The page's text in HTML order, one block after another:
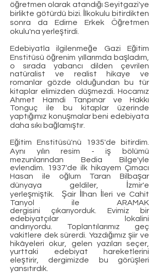
öğretmen olarak atandığı Seyitgazi'ye
birlikte götürdü bizi. İlkokulu bitirdikten
sonra da Edirne Erkek Öğretmen
okulu'na yerleştirdi.
Edebiyatla ilgilenmeğe Gazi Eğitim
Enstitüsü öğrenim yıllarımda başladım,
o sırada yabancı dilden çevrilen
natüralist ve realist hikaye ve
romanlar gözde olduğundan bu tür
kitaplar elimizden düşmezdi. Hocamız
Ahmet Hamdi Tanpınar ve Hakkı
Tonguç ile bu kitaplar üzerinde
yaptığımız konuşmalar beni edebiyata
daha sıkı bağlamıştır.
Eğitim Enstitüsü'nü 1935'de bitirdim.
Aynı yılın resim - iş bölümü
mezunlarından Bedia Bilge'yle
evlendim. 1937'de ilk hikayem Çımacı
Hasan ile oğlum Taran Bilbaşar
dünyaya geldiler, İzmir'e
yerleşmiştik. Şair İlhan İleri ve Cahit
Tanyol ile ARAMAK
dergisini çıkarıyorduk. Evimiz bir
edebiyatçılar lokalini
andırıyordu. Toplantılarımız geç
vakitlere dek sürerdi. Yazdığımız şiir ve
hikâyeleri okur, gelen yazıları seçer,
yurttaki edebiyat hareketlerini
eleştirir, dergimizde bu görüşleri
yansıtırdık.